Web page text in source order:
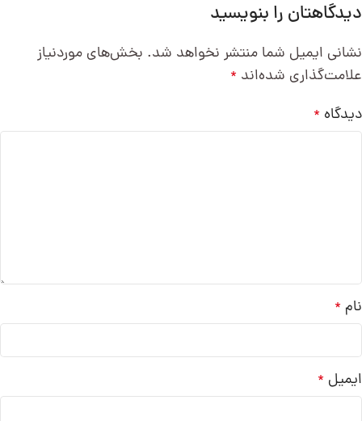
دیدگاهتان را بنویسید
نشانی ایمیل شما منتشر نخواهد شد. بخش‌های موردنیاز
علامت‌گذاری شده‌اند *
دیدگاه *
نام *
ایمیل *